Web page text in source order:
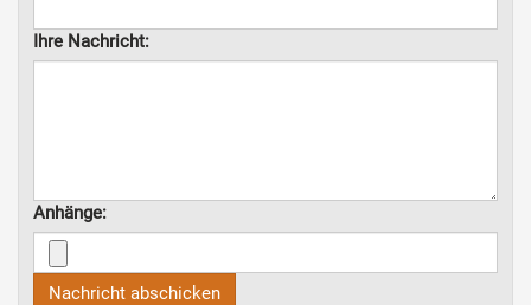
Ihre Nachricht:
Anhänge:
Nachricht abschicken